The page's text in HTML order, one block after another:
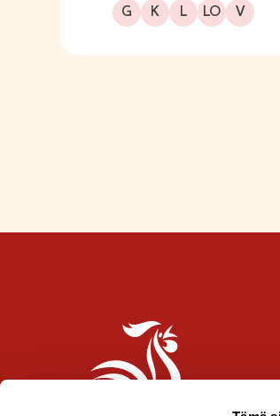
G
Gluteeniton K
Kuitupitoinen L
Laktoositon LO
Sopii lakto-ovo ruokavalioon V
Sopii vegaaniseen ruokavalioon